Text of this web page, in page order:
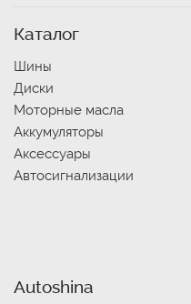
Каталог
Шины
Диски
Моторные масла
Аккумуляторы
Аксессуары
Автосигнализации
Autoshina